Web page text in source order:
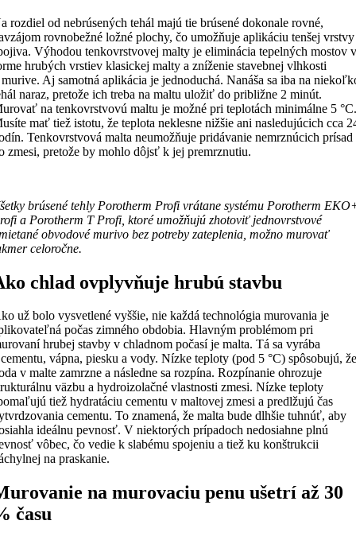
rozdiel od nebrúsených tehál majú tie brúsené dokonale rovné,
rovnobežné ložné plochy, čo umožňuje aplikáciu tenšej vrstvy
Výhodou tenkovrstvovej malty je eliminácia tepelných mostov
hrubých vrstiev klasickej malty a zníženie stavebnej vlhkosti
Aj samotná aplikácia je jednoduchá. Nanáša sa iba na
naraz, pretože ich treba na maltu uložiť do približne 2 minút.
na tenkovrstvovú maltu je možné pri teplotách minimálne 5
mať tiež istotu, že teplota neklesne nižšie ani nasledujúcich cca
Tenkovrstvová malta neumožňuje pridávanie nemrznúcich prísad
zmesi, pretože by mohlo dôjsť k jej premrznutiu.
brúsené tehly Porotherm Profi vrátane systému Porotherm
a Porotherm T Profi, ktoré umožňujú zhotoviť jednovrstvové
obvodové murivo bez potreby zateplenia, možno murovať
celoročne.
chlad ovplyvňuje hrubú stavbu
už bolo vysvetlené vyššie, nie každá technológia murovania je
počas zimného obdobia. Hlavným problémom pri
hrubej stavby v chladnom počasí je malta. Tá sa vyrába
vápna, piesku a vody. Nízke teploty (pod 5 °C) spôsobujú,
v malte zamrzne a následne sa rozpína. Rozpínanie ohrozuje
väzbu a hydroizolačné vlastnosti zmesi. Nízke teploty
tiež hydratáciu cementu v maltovej zmesi a predlžujú čas
cementu. To znamená, že malta bude dlhšie tuhnúť, aby
ideálnu pevnosť. V niektorých prípadoch nedosiahne plnú
vôbec, čo vedie k slabému spojeniu a tiež ku konštrukcii
na praskanie.
na murovaciu penu ušetrí až 30
času